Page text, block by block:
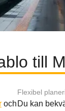
till
och
Flexibel
Du kan